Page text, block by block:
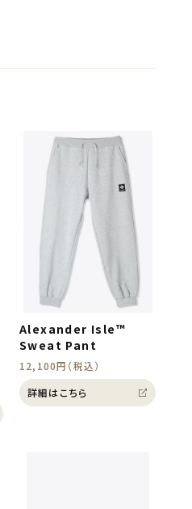
Alexander Isle™
Sweat Pant
12,100円（税込）
詳細はこちら